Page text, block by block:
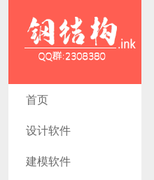
Tekla插件-
檩条建模出
图插件(版
首页
设计软件
建模软件